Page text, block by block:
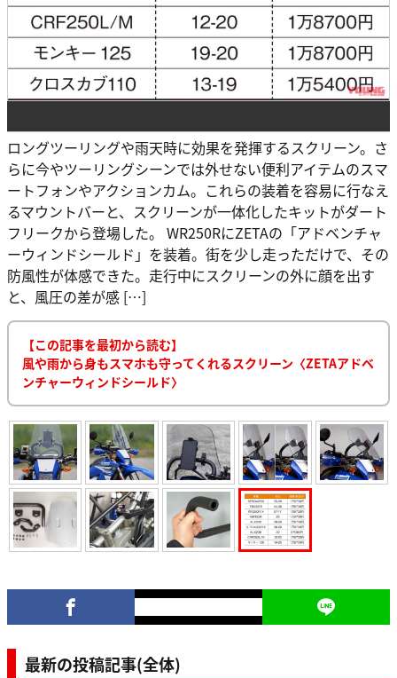
ロングツーリングや雨天時に効果を発揮するスクリーン。さ
らに今やツーリングシーンでは外せない便利アイテムのスマ
ートフォンやアクションカム。これらの装着を容易に行なえ
るマウントバーと、スクリーンが一体化したキットがダート
フリークから登場した。 WR250RにZETAの「アドベンチャ
ーウィンドシールド」を装着。街を少し走っただけで、その
防風性が体感できた。走行中にスクリーンの外に顔を出す
と、風圧の差が感 […]
【この記事を最初から読む】
風や雨から身もスマホも守ってくれるスクリーン〈ZETAアドベ
ンチャーウィンドシールド〉
最新の投稿記事(全体)